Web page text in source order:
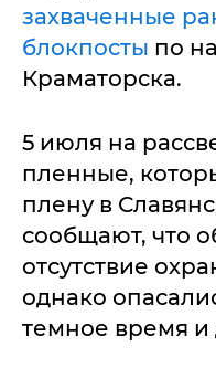
захваченные
блокпосты по
Краматорска.
5 июля на
пленные,
плену в
сообщают, что
отсутствие
однако
темное время и